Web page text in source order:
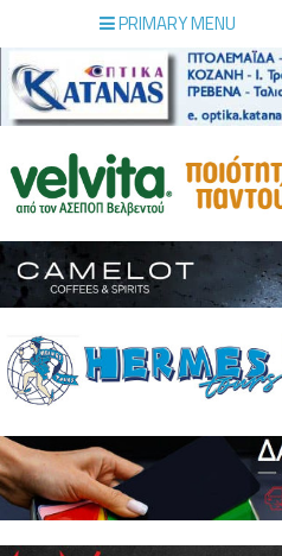
PRIMARY MENU